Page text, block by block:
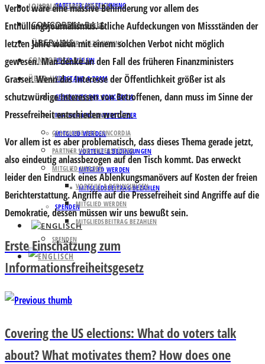
GATTERER AUSZEICHNUNG
CONCORDIA BALL
ÜBER UNS
UNSER VEREIN
VORSTAND & TEAM
GESCHICHTE DER CONCORDIA
PARTNER UND UNTERSTÜTZER
MITGLIED WERDEN
VORTEILE & BEDINGUNGEN
MITGLIED WERDEN
MITGLIEDSBEITRAG BEZAHLEN
SPENDEN
JOURNALISMUSPREISE
CONCORDIA PREISE
GATTERER AUSZEICHNUNG
CONCORDIA BALL
ÜBER UNS
UNSER VEREIN
VORSTAND & TEAM
GESCHICHTE DER CONCORDIA
PARTNER UND UNTERSTÜTZER
MITGLIED WERDEN
VORTEILE & BEDINGUNGEN
MITGLIED WERDEN
MITGLIEDSBEITRAG BEZAHLEN
SPENDEN
Verbot wäre eine massive Behinderung vor allem des
Enthüllungsjournalismus. Etliche Aufdeckungen von Missständen der
letzten Jahre wären mit einem solchen Verbot nicht möglich
gewesen. Man denke an den Fall des früheren Finanzministers
Grasser. Wenn das Interesse der Öffentlichkeit größer ist als
schutzwürdige Interessen von Betroffenen, dann muss im Sinne der
Pressefreiheit entschieden werden.
Vor allem ist es aber problematisch, dass dieses Thema gerade jetzt,
also eindeutig anlassbezogen auf den Tisch kommt. Das erweckt
leider den Eindruck eines Ablenkungsmanövers auf Kosten der freien
Berichterstattung. Angriffe auf die Pressefreiheit sind Angriffe auf die
Demokratie, dessen müssen wir uns bewußt sein.
Erste Einschätzung zum
Informationsfreiheitsgesetz
Covering the US elections: What do voters talk
about? What motivates them? How does one